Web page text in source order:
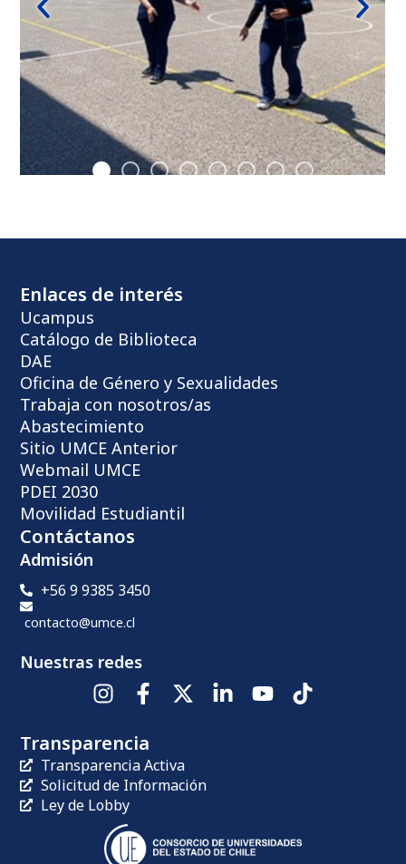
Enlaces de interés
Ucampus
Catálogo de Biblioteca
DAE
Oficina de Género y Sexualidades
Trabaja con nosotros/as
Abastecimiento
Sitio UMCE Anterior
Webmail UMCE
PDEI 2030
Movilidad Estudiantil
Contáctanos
Admisión
+56 9 9385 3450
contacto@umce.cl
Nuestras redes
Transparencia
Transparencia Activa
Solicitud de Información
Ley de Lobby